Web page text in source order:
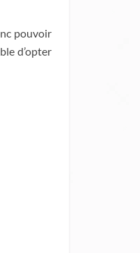
pouvoir
d’opter